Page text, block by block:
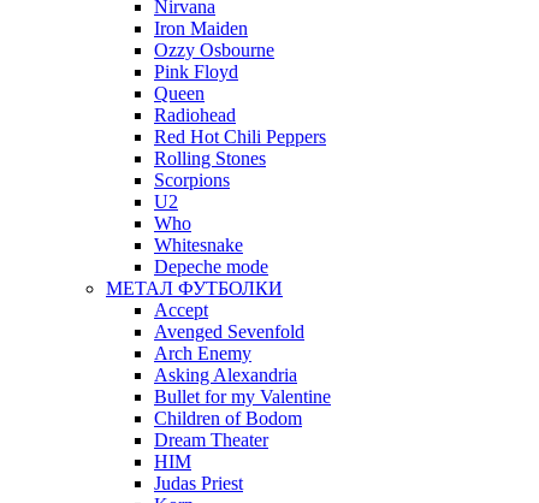
Nirvana
Iron Maiden
Ozzy Osbourne
Pink Floyd
Queen
Radiohead
Red Hot Chili Peppers
Rolling Stones
Scorpions
U2
Who
Whitesnake
Depeche mode
МЕТАЛ ФУТБОЛКИ
Accept
Avenged Sevenfold
Arch Enemy
Asking Alexandria
Bullet for my Valentine
Children of Bodom
Dream Theater
HIM
Judas Priest